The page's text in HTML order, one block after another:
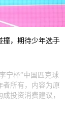
撞，期待少年选手
宁杯”中国匹克球
所有，内容为原
投资消费建议，